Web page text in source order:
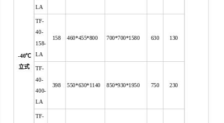
-40℃
立式
LA
TF-
40-
158-
LA
158 460*455*800 700*700*1580 630 130
TF-
40-
400-
LA
398 550*630*1140 850*930*1950 750 230
TF-